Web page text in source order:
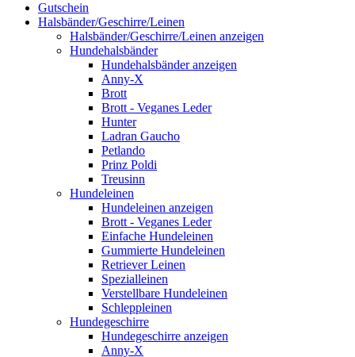
Gutschein
Halsbänder/Geschirre/Leinen
Halsbänder/Geschirre/Leinen anzeigen
Hundehalsbänder
Hundehalsbänder anzeigen
Anny-X
Brott
Brott - Veganes Leder
Hunter
Ladran Gaucho
Petlando
Prinz Poldi
Treusinn
Hundeleinen
Hundeleinen anzeigen
Brott - Veganes Leder
Einfache Hundeleinen
Gummierte Hundeleinen
Retriever Leinen
Spezialleinen
Verstellbare Hundeleinen
Schleppleinen
Hundegeschirre
Hundegeschirre anzeigen
Anny-X